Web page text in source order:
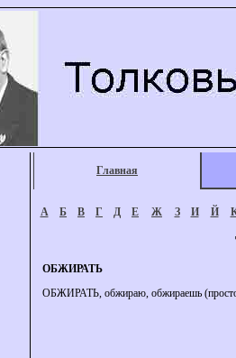
Главная
А Б В Г Д Е Ж З И Й
ОБЖИРАТЬ
ОБЖИРАТЬ, обжираю, обжираешь